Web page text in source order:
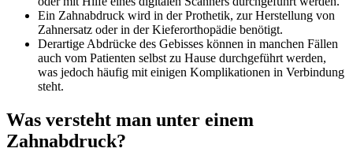
Ein Zahnabdruck wird in der Prothetik, zur Herstellung von
Zahnersatz oder in der Kieferorthopädie benötigt.
Derartige Abdrücke des Gebisses können in manchen Fällen
auch vom Patienten selbst zu Hause durchgeführt werden,
was jedoch häufig mit einigen Komplikationen in Verbindung
steht.
Was versteht man unter einem
Zahnabdruck?